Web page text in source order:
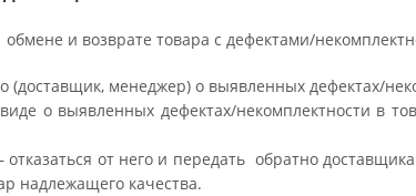
и возврате товара с дефектами/
(доставщик, менеджер) о выявленных дефектах/
о выявленных дефектах/некомплектности в
от него и передать обратно
надлежащего качества.